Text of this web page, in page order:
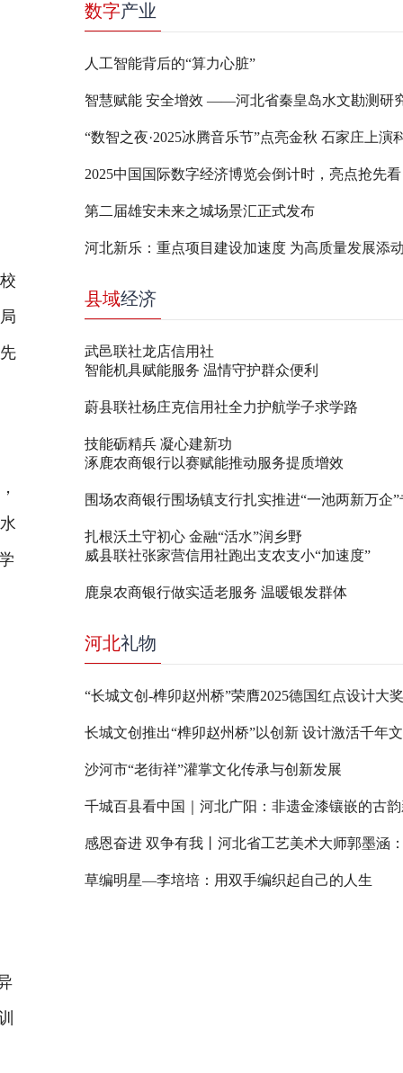
数字产业
人工智能背后的“算力心脏”
2025中国国际数字经济博览会倒计时，亮点抢先看
第二届雄安未来之城场景汇正式发布
河北新乐：重点项目建设加速度 为高质量发展添
县域经济
武邑联社龙店信用社
智能机具赋能服务 温情守护群众便利
蔚县联社杨庄克信用社全力护航学子求学路
技能砺精兵 凝心建新功
涿鹿农商银行以赛赋能推动服务提质增效
围场农商银行围场镇支行扎实推进“一池两新万企
扎根沃土守初心 金融“活水”润乡野
威县联社张家营信用社跑出支农支小“加速度”
鹿泉农商银行做实适老服务 温暖银发群体
河北礼物
“长城文创-榫卯赵州桥”荣膺2025德国红点设计大奖
长城文创推出“榫卯赵州桥”以创新 设计激活千年
沙河市“老街祥”灌掌文化传承与创新发展
千城百县看中国｜河北广阳：非遗金漆镶嵌的古
草编明星—李培培：用双手编织起自己的人生